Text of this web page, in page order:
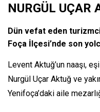
NURGÜL UÇAR
Dün vefat eden
Foça İlçesi’nde son
Levent Aktuğ’un naaşı,
Nurgül Uçar Aktuğ ve
Yenifoça’daki aile